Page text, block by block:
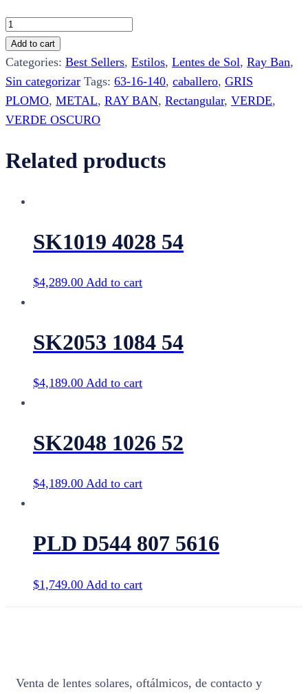
RB3745L
041/9A
63
quantity
Add to cart
Categories: Best Sellers, Estilos, Lentes de Sol, Ray Ban,
Sin categorizar Tags: 63-16-140, caballero, GRIS
PLOMO, METAL, RAY BAN, Rectangular, VERDE,
VERDE OSCURO
Related products
SK1019 4028 54
$4,289.00 Add to cart
SK2053 1084 54
$4,189.00 Add to cart
SK2048 1026 52
$4,189.00 Add to cart
PLD D544 807 5616
$1,749.00 Add to cart
Venta de lentes solares, oftálmicos, de contacto y